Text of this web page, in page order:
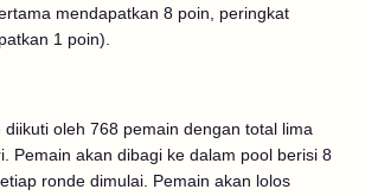
mendapatkan 8 poin, peringkat
1 poin).
diikuti oleh 768 pemain dengan total lima
Pemain akan dibagi ke dalam pool berisi 8
ronde dimulai. Pemain akan lolos